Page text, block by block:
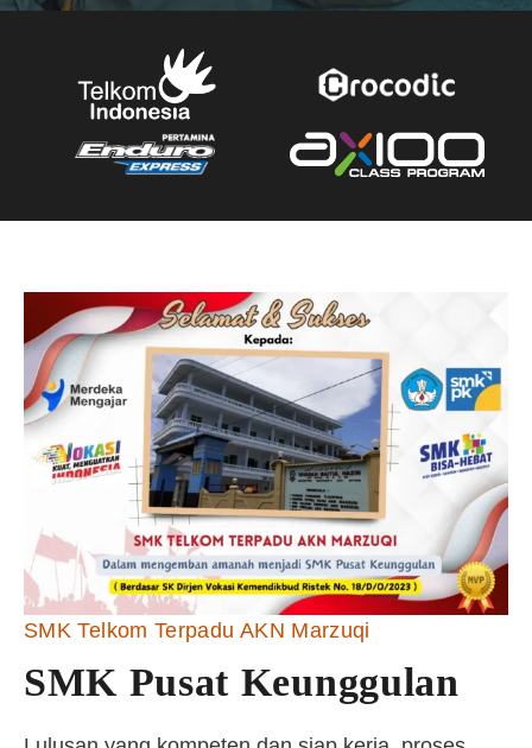
SMK Telkom Terpadu AKN Marzuqi
SMK Pusat Keunggulan